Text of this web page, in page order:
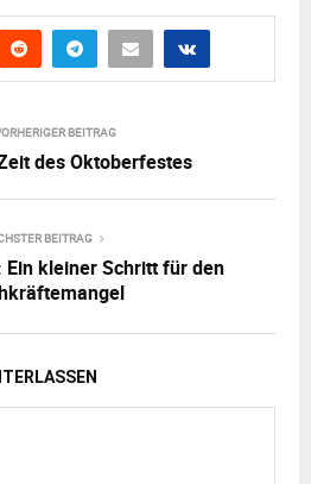
BEITRAG
des Oktoberfestes
BEITRAG
kleiner Schritt für den